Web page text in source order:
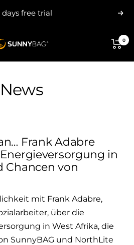
days free trial
0
News
Frank Adabre
in
Chancen von
mit Frank Adabre,
über die
in West Afrika, die
SunnyBAG und NorthLite